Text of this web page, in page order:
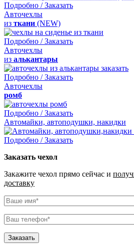
Подробно / Заказать
Авточехлы
из ткани (NEW)
Подробно / Заказать
Авточехлы
из алькантары
Подробно / Заказать
Авточехлы
ромб
Подробно / Заказать
Автомайки, автоподушки, накидки
Подробно / Заказать
Заказать чехол
Закажите чехол прямо сейчас и
доставку